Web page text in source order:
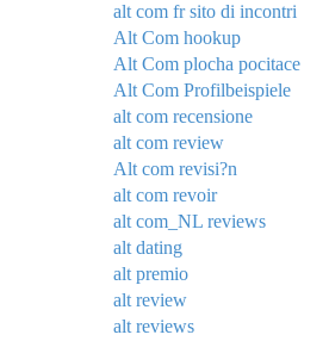
alt com fr sito di incontri
Alt Com hookup
Alt Com plocha pocitace
Alt Com Profilbeispiele
alt com recensione
alt com review
Alt com revisi?n
alt com revoir
alt com_NL reviews
alt dating
alt premio
alt review
alt reviews